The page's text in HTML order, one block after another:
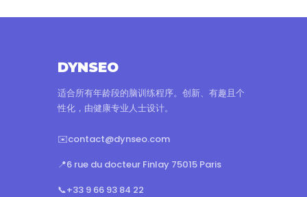
DYNSEO
适合所有年龄段的脑训练程序。创新、有趣且个
性化，由健康专业人士设计。
✉️contact@dynseo.com
📍6 rue du docteur Finlay 75015 Paris
📞+33 9 66 93 84 22